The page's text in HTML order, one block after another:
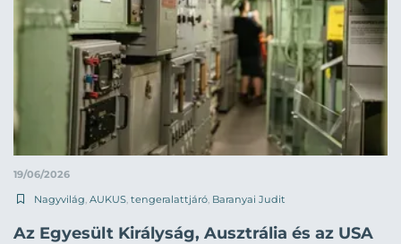
19/06/2026
Nagyvilág AUKUS tengeralattjáró Baranyai Judit
Az Egyesült Királyság, Ausztrália és az USA